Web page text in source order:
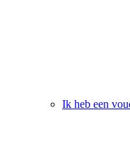
Ik heb een